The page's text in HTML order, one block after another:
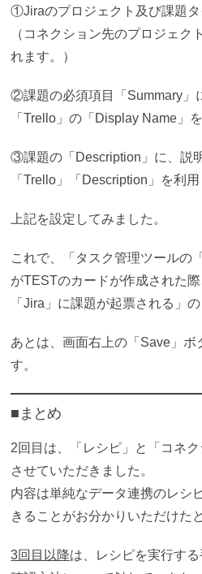
①Jiraのプロジェクト及び課題タ
（コネクション先のプロジェク
れます。）
②課題の必須項目「Summary」
「Trello」の「Display Name」
③課題の「Description」に、説
「Trello」「Description」を利用
上記を設定してみました。
これで、「タスク管理ツールの
がTESTのカードが作成された
「Jira」に課題が起票される」
あとは、画面右上の「Save」ボ
す。
■まとめ
2回目は、「レシピ」と「コネ
させていただきました。
内容は単純なデータ連携のレシ
きることがお分かりいただけた
3回目以降は、レシピを実行す